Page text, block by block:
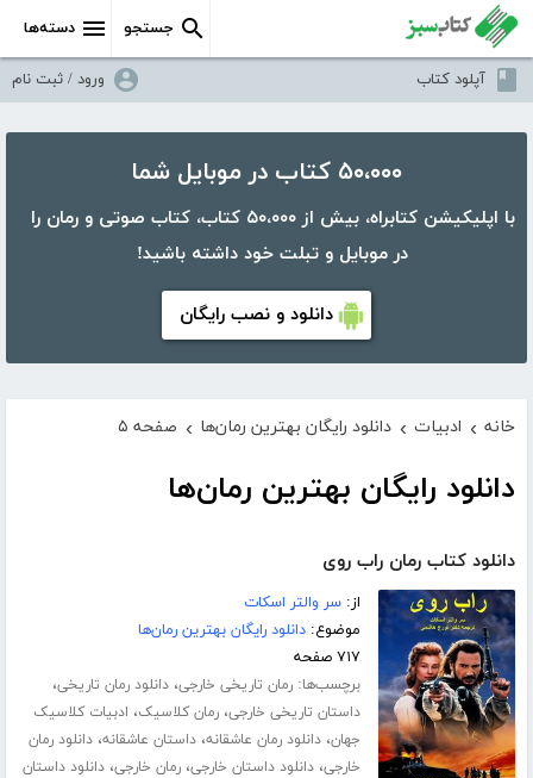
دسته‌ها جستجو
آپلود کتاب ورود / ثبت نام
۵۰،۰۰۰ کتاب در موبایل شما
با اپلیکیشن کتابراه، بیش از ۵۰،۰۰۰ کتاب، کتاب صوتی و رمان را
در موبایل و تبلت خود داشته باشید!
دانلود و نصب رایگان
خانه › ادبیات › دانلود رایگان بهترین رمان‌ها › صفحه ۵
دانلود رایگان بهترین رمان‌ها
دانلود کتاب رمان راب روی
از:سر والتر اسکات
موضوع:دانلود رایگان بهترین رمان‌ها
۷۱۷ صفحه
برچسب‌ها:رمان تاریخی خارجی،دانلود رمان تاریخی،
داستان تاریخی خارجی،رمان کلاسیک، ادبیات کلاسیک
جهان،دانلود رمان عاشقانه،داستان عاشقانه،دانلود رمان
خارجی،دانلود داستان خارجی،رمان خارجی،دانلود داستان